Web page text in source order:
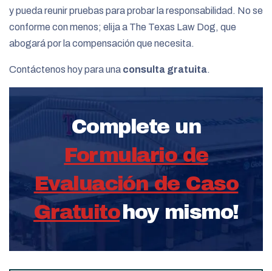
y pueda reunir pruebas para probar la responsabilidad. No se
conforme con menos; elija a The Texas Law Dog, que
abogará por la compensación que necesita.
Contáctenos hoy para una consulta gratuita.
Complete un
Formulario de
Evaluación de Caso
Gratuitohoy mismo!